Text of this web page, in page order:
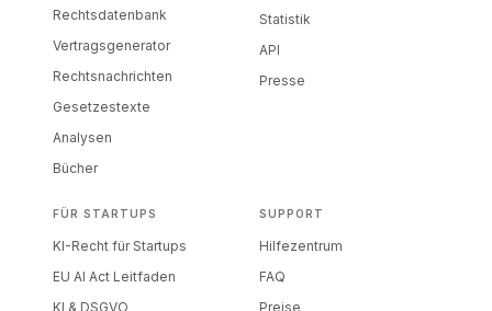
Rechtsdatenbank
Vertragsgenerator
Rechtsnachrichten
Gesetzestexte
Analysen
Bücher
Statistik
API
Presse
FÜR STARTUPS
KI-Recht für Startups
EU AI Act Leitfaden
KI & DSGVO
SUPPORT
Hilfezentrum
FAQ
Preise